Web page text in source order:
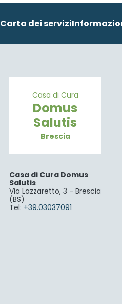
Carta dei servizi
Casa di Cura
Domus
Salutis
Brescia
Casa di Cura Domus
Salutis
Via Lazzaretto, 3 - Brescia
(BS)
Tel: +39.03037091